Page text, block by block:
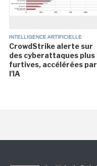
INTELLIGENCE ARTIFICIELLE
CrowdStrike alerte sur
des cyberattaques plus
furtives, accélérées par
l'IA